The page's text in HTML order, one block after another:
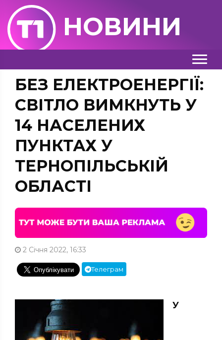
НОВИНИ
БЕЗ ЕЛЕКТРОЕНЕРГІЇ:
СВІТЛО ВИМКНУТЬ У
14 НАСЕЛЕНИХ
ПУНКТАХ У
ТЕРНОПІЛЬСЬКІЙ
ОБЛАСТІ
2 Січня 2022, 16:33
Телеграм
У